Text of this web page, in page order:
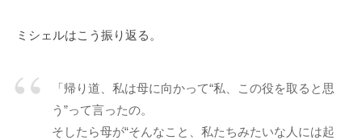
ミシェルはこう振り返る。
「帰り道、私は母に向かって“私、この役を取ると思
う”って言ったの。
そしたら母が“そんなこと、私たちみたいな人には起